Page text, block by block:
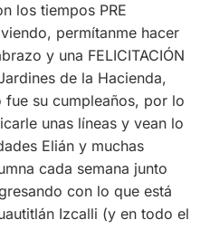
los tiempos PRE
permítanme hacer
y una FELICITACIÓN
de la Hacienda,
fue su cumpleaños, por lo
unas líneas y vean lo
Elián y muchas
cada semana junto
con lo que está
Izcalli (y en todo el